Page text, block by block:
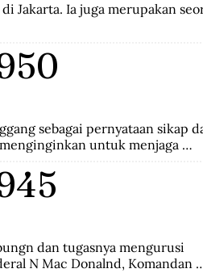
Jakarta. Ia juga merupakan
sebagai pernyataan sikap
untuk menjaga
bisa menjadi kebudayaan
dan tugasnya mengurusi
N Mac Donalnd, Komandan